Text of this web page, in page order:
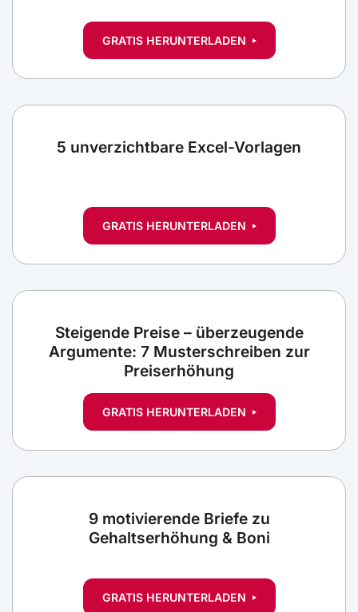
GRATIS HERUNTERLADEN
5 unverzichtbare Excel-Vorlagen
GRATIS HERUNTERLADEN
Steigende Preise – überzeugende
Argumente: 7 Musterschreiben zur
Preiserhöhung
GRATIS HERUNTERLADEN
9 motivierende Briefe zu
Gehaltserhöhung & Boni
GRATIS HERUNTERLADEN